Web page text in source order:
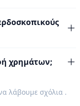
χρημάτων;
λάβουμε σχόλια.